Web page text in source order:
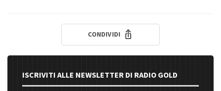
CONDIVIDI
ISCRIVITI ALLE NEWSLETTER DI RADIO GOLD